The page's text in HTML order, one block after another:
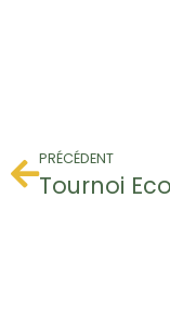
PRÉCÉDENT